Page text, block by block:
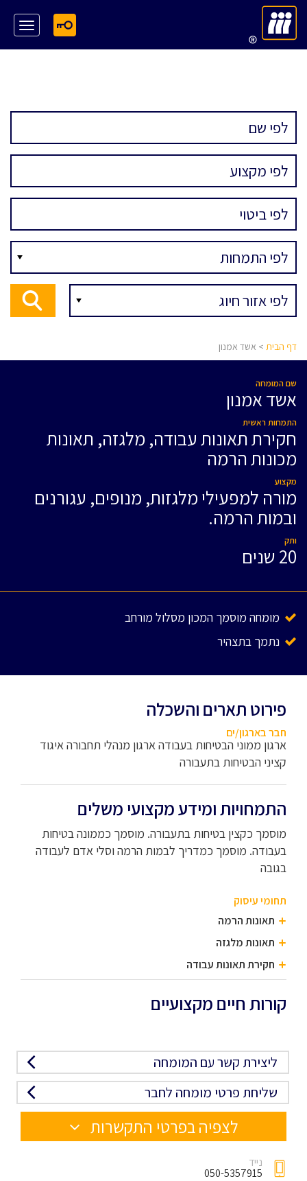
דף הבית > אשד אמנון
שם המומחה
אשד אמנון
התמחות ראשית
חקירת תאונות עבודה, מלגזה, תאונות
מכונות הרמה
מקצוע
מורה למפעילי מלגזות, מנופים, עגורנים
ובמות הרמה.
ותק
20 שנים
מומחה מוסמך המכון מסלול מורחב
נתמך בתצהיר
פירוט תארים והשכלה
חבר בארגון/ים
ארגון ממוני הבטיחות בעבודה ארגון מנהלי תחבורה איגוד
קציני הבטיחות בתעבורה
התמחויות ומידע מקצועי משלים
מוסמך כקצין בטיחות בתעבורה. מוסמך כממונה בטיחות
בעבודה. מוסמך כמדריך לבמות הרמה וסלי אדם לעבודה
בגובה
תחומי עיסוק
תאונות הרמה
תאונות מלגזה
חקירת תאונות עבודה
קורות חיים מקצועיים
ליצירת קשר עם המומחה
שליחת פרטי מומחה לחבר
לצפיה בפרטי התקשרות
נייד
050-5357915